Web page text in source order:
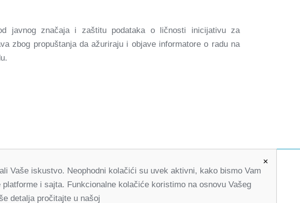
javnog značaja i zaštitu podataka o ličnosti inicijativu za
zbog propuštanja da ažuriraju i objave informatore o radu na
Srbija
office@partners-serbia.org
×
Vaše iskustvo. Neophodni kolačići su uvek aktivni, kako bismo Vam
i sajta. Funkcionalne kolačiće koristimo na osnovu Vašeg
detalja pročitajte u našoj